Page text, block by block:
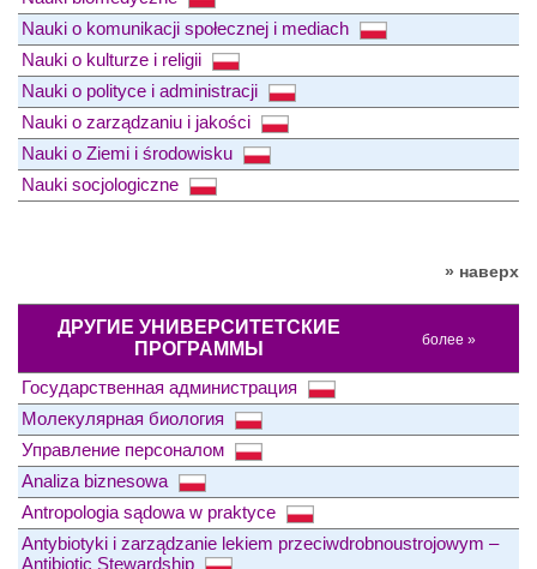
Nauki o komunikacji społecznej i mediach
Nauki o kulturze i religii
Nauki o polityce i administracji
Nauki o zarządzaniu i jakości
Nauki o Ziemi i środowisku
Nauki socjologiczne
» наверх
ДРУГИЕ УНИВЕРСИТЕТСКИЕ
ПРОГРАММЫ
более »
Государственная администрация
Молекулярная биология
Управление персоналом
Analiza biznesowa
Antropologia sądowa w praktyce
Antybiotyki i zarządzanie lekiem przeciwdrobnoustrojowym –
Antibiotic Stewardship